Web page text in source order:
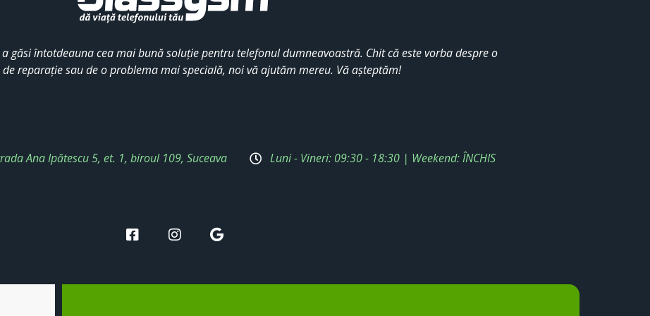
găsi întotdeauna cea mai bună soluție pentru telefonul dumneavoastră. Chit că este vorba despre o
de reparație sau de o problema mai specială, noi vă ajutăm mereu. Vă așteptăm!
Ana Ipătescu 5, et. 1, biroul 109, Suceava Luni - Vineri: 09:30 - 18:30 | Weekend: ÎNCHIS